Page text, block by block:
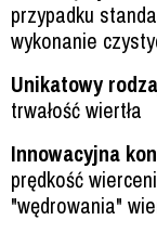
przypadku
wykonanie
Unikatowy
trwałość wiertła
Innowacyjna
prędkość
"wędrowania"